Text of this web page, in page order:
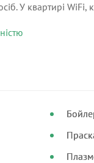
У квартирі WiFi,
фен, чисті білі
замшевий диван,